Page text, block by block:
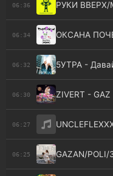
06:36 РУКИ ВВЕРХ/
06:34 ОКСАНА
06:32 5УТРА -
06:30 ZIVERT - GAZ
06:27
06:25 GAZAN/